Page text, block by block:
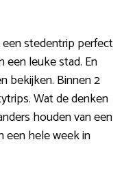
een stedentrip perfect
een leuke stad. En
bekijken. Binnen 2
Wat de denken
houden van een
een hele week in